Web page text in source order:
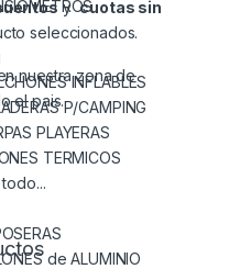
INFLABLES
P/CAMPING
PLAYERAS
TERMICOS
de ALUMINIO
ycuotas sin
seleccionados.
nuestra zona de
el pais.